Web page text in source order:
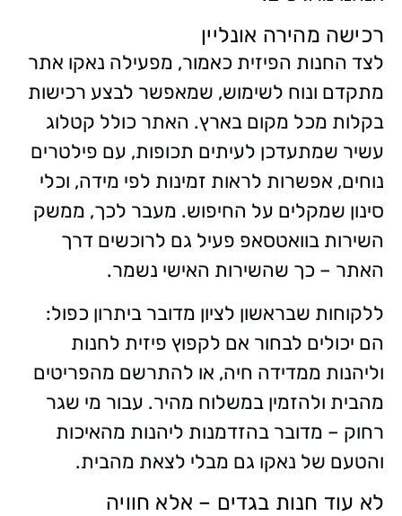
רכישה מהירה אונליין
לצד החנות הפיזית כאמור, מפעילה נאקו אתר
מתקדם ונוח לשימוש, שמאפשר לבצע רכישות
בקלות מכל מקום בארץ. האתר כולל קטלוג
עשיר שמתעדכן לעיתים תכופות, עם פילטרים
נוחים, אפשרות לראות זמינות לפי מידה, וכלי
סינון שמקלים על החיפוש. מעבר לכך, ממשק
השירות בוואטסאפ פעיל גם לרוכשים דרך
האתר – כך שהשירות האישי נשמר.
ללקוחות שבראשון לציון מדובר ביתרון כפול:
הם יכולים לבחור אם לקפוץ פיזית לחנות
וליהנות ממדידה חיה, או להתרשם מהפריטים
מהבית ולהזמין במשלוח מהיר. עבור מי שגר
רחוק – מדובר בהזדמנות ליהנות מהאיכות
והטעם של נאקו גם מבלי לצאת מהבית.
לא עוד חנות בגדים – אלא חוויה